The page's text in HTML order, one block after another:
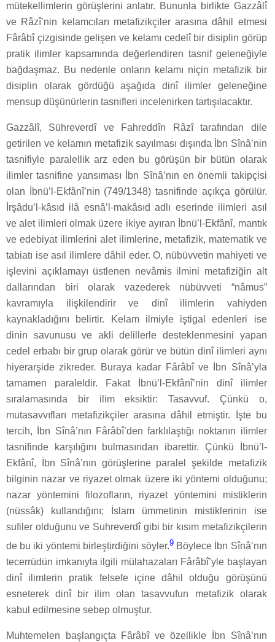
mütekellimlerin görüşlerini anlatır. Bununla birlikte Gazzâlî
ve Râzî’nin kelamcıları metafizikçiler arasına dâhil etmesi
Fârâbî çizgisinde gelişen ve kelamı cedelî bir disiplin görüp
pratik ilimler kapsamında değerlendiren tasnif geleneğiyle
bağdaşmaz. Bu nedenle onların kelamı niçin metafizik bir
disiplin olarak gördüğü aşağıda dinî ilimler geleneğine
mensup düşünürlerin tasnifleri incelenirken tartışılacaktır.
Gazzâlî, Sühreverdî ve Fahreddîn Râzî tarafından dile
getirilen ve kelamın metafizik sayılması dışında İbn Sînâ’nin
tasnifiyle paralellik arz eden bu görüşün bir bütün olarak
ilimler tasnifine yansıması İbn Sînâ’nın en önemli takipçisi
olan İbnü’l-Ekfânî’nin (749/1348) tasnifinde açıkça görülür.
İrşâdu’l-kâsıd ilâ esnâ’l-makâsıd adlı eserinde ilimleri asıl
ve alet ilimleri olmak üzere ikiye ayıran İbnü’l-Ekfânî, mantık
ve edebiyat ilimlerini alet ilimlerine, metafizik, matematik ve
tabiatı ise asıl ilimlere dâhil eder. O, nübüvvetin mahiyeti ve
işlevini açıklamayı üstlenen nevâmis ilmini metafiziğin alt
dallarından biri olarak vazederek nübüvveti “nâmus”
kavramıyla ilişkilendirir ve dinî ilimlerin vahiyden
kaynakladığını belirtir. Kelam ilmiyle iştigal edenleri ise
dinin savunusu ve akli delillerle desteklenmesini yapan
cedel erbabı bir grup olarak görür ve bütün dinî ilimleri aynı
hiyerarşide zikreder. Buraya kadar Fârâbî ve İbn Sînâ’yla
tamamen paraleldir. Fakat İbnü’l-Ekfânî’nin dinî ilimler
sıralamasında bir ilim eksiktir: Tasavvuf. Çünkü o,
mutasavvıfları metafizikçiler arasına dâhil etmiştir. İşte bu
tercih, İbn Sînâ’nın Fârâbî’den farklılaştığı noktanın ilimler
tasnifinde karşılığını bulmasından ibarettir. Çünkü İbnü’l-
Ekfânî, İbn Sînâ’nın görüşlerine paralel şekilde metafizik
bilginin nazar ve riyazet olmak üzere iki yöntemi olduğunu;
nazar yöntemini filozofların, riyazet yöntemini mistiklerin
(nüssâk) kullandığını; İslam ümmetinin mistiklerinin ise
sufiler olduğunu ve Suhreverdî gibi bir kısım metafizikçilerin
de bu iki yöntemi birleştirdiğini söyler.9 Böylece İbn Sînâ’nın
tecerrüdün imkanıyla ilgili mülahazaları Fârâbî’yle başlayan
dinî ilimlerin pratik felsefe içine dâhil olduğu görüşünü
esneterek dinî bir ilim olan tasavvufun metafizik olarak
kabul edilmesine sebep olmuştur.
Muhtemelen başlangıçta Fârâbî ve özellikle İbn Sînâ’nın